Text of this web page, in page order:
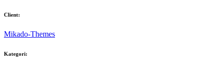
Client:
Mikado-Themes
Kategori: